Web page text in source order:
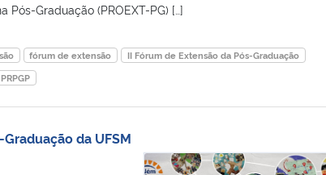
Pós-Graduação (PROEXT-PG) […]
fórum de extensão
II Fórum de Extensão da Pós-Graduação
PRPGP
da UFSM
II Fórum de Extensão na Pós-